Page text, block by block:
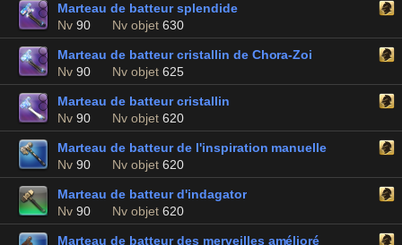
Marteau de batteur splendide
Nv 90 Nv objet 630
Marteau de batteur cristallin de Chora-Zoi
Nv 90 Nv objet 625
Marteau de batteur cristallin
Nv 90 Nv objet 620
Marteau de batteur de l'inspiration manuelle
Nv 90 Nv objet 620
Marteau de batteur d'indagator
Nv 90 Nv objet 620
Marteau de batteur des merveilles amélioré